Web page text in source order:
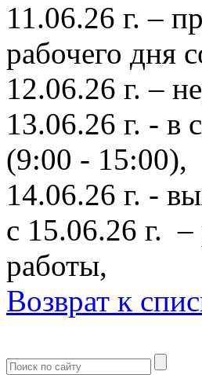
11.06.26 г. –
рабочего дня
12.06.26 г. –
13.06.26 г. - в
(9:00 - 15:00),
14.06.26 г. -
с 15.06.26 г. –
работы,
Возврат к